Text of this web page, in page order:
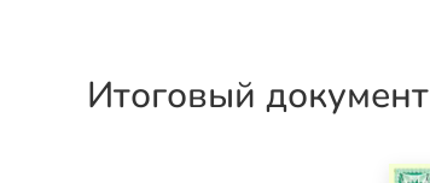
Итоговый документ